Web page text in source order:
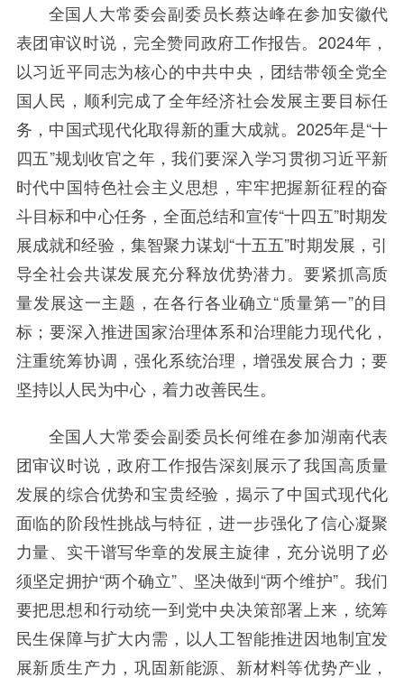
全国人大常委会副委员长蔡达峰在参加安徽代
表团审议时说，完全赞同政府工作报告。2024年，
以习近平同志为核心的中共中央，团结带领全党全
国人民，顺利完成了全年经济社会发展主要目标任
务，中国式现代化取得新的重大成就。2025年是“十
四五”规划收官之年，我们要深入学习贯彻习近平新
时代中国特色社会主义思想，牢牢把握新征程的奋
斗目标和中心任务，全面总结和宣传“十四五”时期发
展成就和经验，集智聚力谋划“十五五”时期发展，引
导全社会共谋发展充分释放优势潜力。要紧抓高质
量发展这一主题，在各行各业确立“质量第一”的目
标；要深入推进国家治理体系和治理能力现代化，
注重统筹协调，强化系统治理，增强发展合力；要
坚持以人民为中心，着力改善民生。
全国人大常委会副委员长何维在参加湖南代表
团审议时说，政府工作报告深刻展示了我国高质量
发展的综合优势和宝贵经验，揭示了中国式现代化
面临的阶段性挑战与特征，进一步强化了信心凝聚
力量、实干谱写华章的发展主旋律，充分说明了必
须坚定拥护“两个确立”、坚决做到“两个维护”。我们
要把思想和行动统一到党中央决策部署上来，统筹
民生保障与扩大内需，以人工智能推进因地制宜发
展新质生产力，巩固新能源、新材料等优势产业，